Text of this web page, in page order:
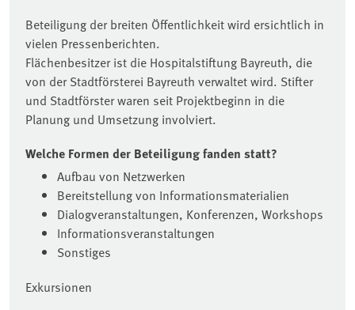
Beteiligung der breiten Öffentlichkeit wird ersichtlich in
vielen Pressenberichten.
Flächenbesitzer ist die Hospitalstiftung Bayreuth, die
von der Stadtförsterei Bayreuth verwaltet wird. Stifter
und Stadtförster waren seit Projektbeginn in die
Planung und Umsetzung involviert.
Welche Formen der Beteiligung fanden statt?
Aufbau von Netzwerken
Bereitstellung von Informationsmaterialien
Dialogveranstaltungen, Konferenzen, Workshops
Informationsveranstaltungen
Sonstiges
Exkursionen